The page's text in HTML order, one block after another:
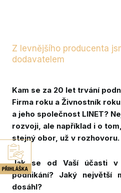
Z levnějšího producenta
dodavatelem
Kam se za 20 let trvání
Firma roku a Živnostník
a jeho společnost LINET?
rozvoji, ale například i o
stejný obor, už v rozhovoru.
Jak se od Vaší účasti v
podnikání? Jaký
dosáhl?